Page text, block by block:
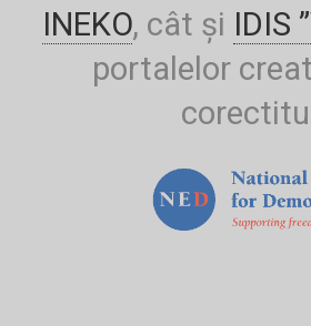
INEKO, cât și IDIS
portalelor